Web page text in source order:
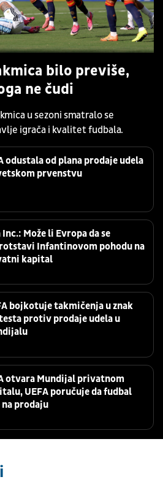
bilo previše,
ne čudi
u sezoni smatralo se
igrača i kvalitet fudbala.
odustala od plana prodaje udela
prvenstvu
Inc.: Može li Evropa da se
Infantinovom pohodu na
kapital
bojkotuje takmičenja u znak
protiv prodaje udela u
otvara Mundijal privatnom
UEFA poručuje da fudbal
prodaju